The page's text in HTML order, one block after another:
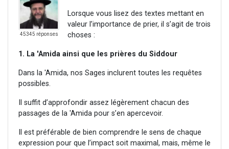
45345 réponses
Lorsque vous lisez des textes mettant en
valeur l’importance de prier, il s’agit de trois
choses :
1. La 'Amida ainsi que les prières du Siddour
Dans la 'Amida, nos Sages inclurent toutes les requêtes
possibles.
Il suffit d’approfondir assez légèrement chacun des
passages de la 'Amida pour s’en apercevoir.
Il est préférable de bien comprendre le sens de chaque
expression pour que l’impact soit maximal, mais, même le